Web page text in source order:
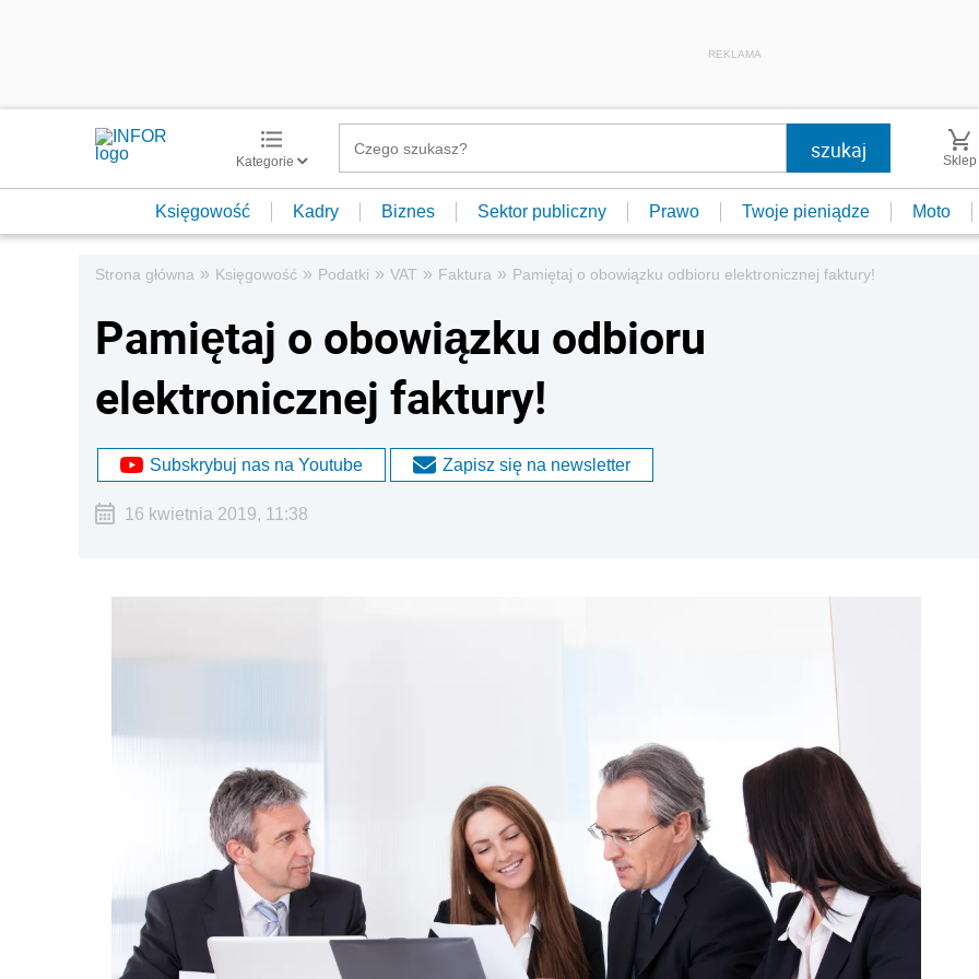
REKLAMA
Kategorie Sklep
Księgowość Kadry Biznes Sektor publiczny Prawo Twoje pieniądze Moto
Strona główna » Księgowość » Podatki » VAT » Faktura » Pamiętaj o obowiązku odbioru elektronicznej faktury!
Pamiętaj o obowiązku odbioru
elektronicznej faktury!
Subskrybuj nas na Youtube Zapisz się na newsletter
16 kwietnia 2019, 11:38